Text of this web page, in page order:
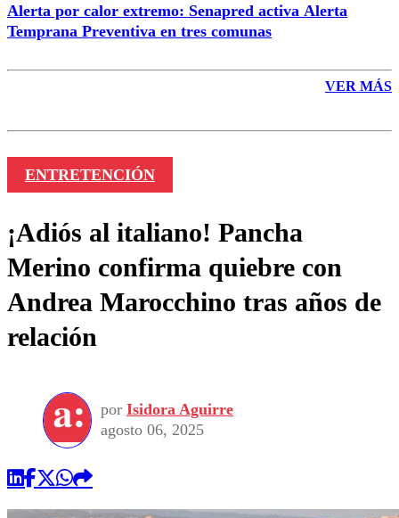
Alerta por calor extremo: Senapred activa Alerta
Temprana Preventiva en tres comunas
VER MÁS
ENTRETENCIÓN
¡Adiós al italiano! Pancha
Merino confirma quiebre con
Andrea Marocchino tras años de
relación
por Isidora Aguirre
agosto 06, 2025